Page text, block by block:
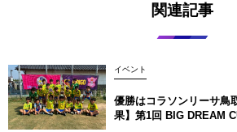
関連記事
イベント
優勝はコラソンリーサ鳥
果】第1回 BIG DREAM